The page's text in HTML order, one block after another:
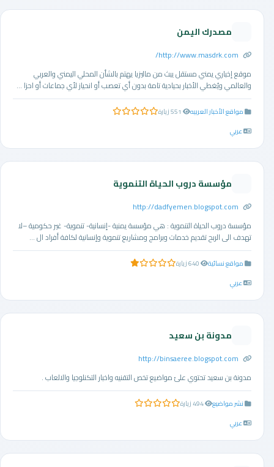
مصدرك اليمن
http://www.masdrk.com/
موقع إخباري يمني مستقل يبث من ماليزيا يهتم بالشأن المحلي اليمني والعربي
والعالمي ويُغطي الأخبار بحيادية تامة بدون أي تعصب أو انحياز لأي جماعات أو احزا ...
مواقع الأخبار العربيه 0.0 من 5 نجوم
عربي
مؤسسة دروب الحياة التنموية
http://dadfyemen.blogspot.com
مؤسسة دروب الحياة التنموية : هي مؤسسة يمنية -إنسانية- تنموية- غير حكومية –لا
تهدف الى الربح تقديم خدمات وبرامج ومشاريع تنموية وإنسانية لكافة أفراد ال ...
مواقع نسائية 1.0 من 5 نجوم
عربي
مدونة بن سعيد
http://binsaeree.blogspot.com
مدونة بن سعيد تحتوي علئ مواضيع تخص التقنيه واخبار التكنلوجيا والالعاب .
نشر مواضيع 0.0 من 5 نجوم
عربي